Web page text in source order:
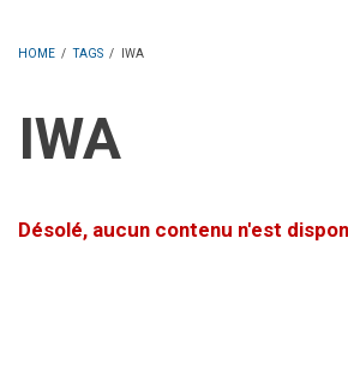
HOME / TAGS / IWA
IWA
Désolé, aucun contenu n'est